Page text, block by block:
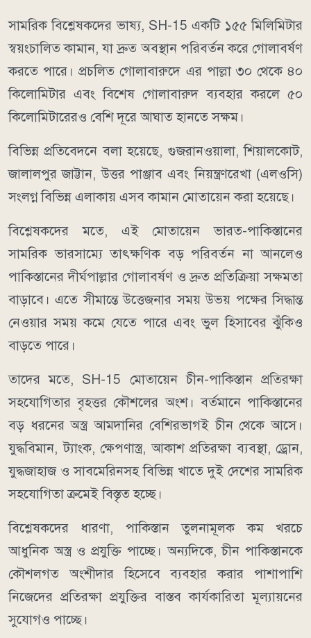
সামরিক বিশ্লেষকদের ভাষ্য, SH-15 একটি ১৫৫ মিলিমিটার
স্বয়ংচালিত কামান, যা দ্রুত অবস্থান পরিবর্তন করে গোলাবর্ষণ
করতে পারে। প্রচলিত গোলাবারুদে এর পাল্লা ৩০ থেকে ৪০
কিলোমিটার এবং বিশেষ গোলাবারুদ ব্যবহার করলে ৫০
কিলোমিটারেরও বেশি দূরে আঘাত হানতে সক্ষম।
বিভিন্ন প্রতিবেদনে বলা হয়েছে, গুজরানওয়ালা, শিয়ালকোট,
জালালপুর জাট্টান, উত্তর পাঞ্জাব এবং নিয়ন্ত্রণরেখা (এলওসি)
সংলগ্ন বিভিন্ন এলাকায় এসব কামান মোতায়েন করা হয়েছে।
বিশ্লেষকদের মতে, এই মোতায়েন ভারত-পাকিস্তানের
সামরিক ভারসাম্যে তাৎক্ষণিক বড় পরিবর্তন না আনলেও
পাকিস্তানের দীর্ঘপাল্লার গোলাবর্ষণ ও দ্রুত প্রতিক্রিয়া সক্ষমতা
বাড়াবে। এতে সীমান্তে উত্তেজনার সময় উভয় পক্ষের সিদ্ধান্ত
নেওয়ার সময় কমে যেতে পারে এবং ভুল হিসাবের ঝুঁকিও
বাড়তে পারে।
তাদের মতে, SH-15 মোতায়েন চীন-পাকিস্তান প্রতিরক্ষা
সহযোগিতার বৃহত্তর কৌশলের অংশ। বর্তমানে পাকিস্তানের
বড় ধরনের অস্ত্র আমদানির বেশিরভাগই চীন থেকে আসে।
যুদ্ধবিমান, ট্যাংক, ক্ষেপণাস্ত্র, আকাশ প্রতিরক্ষা ব্যবস্থা, ড্রোন,
যুদ্ধজাহাজ ও সাবমেরিনসহ বিভিন্ন খাতে দুই দেশের সামরিক
সহযোগিতা ক্রমেই বিস্তৃত হচ্ছে।
বিশ্লেষকদের ধারণা, পাকিস্তান তুলনামূলক কম খরচে
আধুনিক অস্ত্র ও প্রযুক্তি পাচ্ছে। অন্যদিকে, চীন পাকিস্তানকে
কৌশলগত অংশীদার হিসেবে ব্যবহার করার পাশাপাশি
নিজেদের প্রতিরক্ষা প্রযুক্তির বাস্তব কার্যকারিতা মূল্যায়নের
সুযোগও পাচ্ছে।